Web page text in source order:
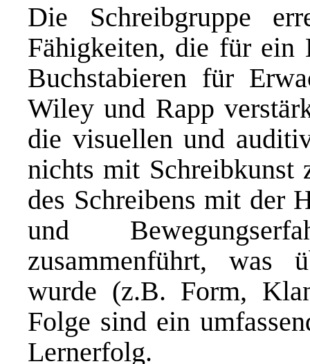
Die Schreibgruppe
Fähigkeiten, die für ein
Buchstabieren für
Wiley und Rapp
die visuellen und
nichts mit Schreibkunst
des Schreibens mit der
und
zusammenführt, was
wurde (z.B. Form,
Folge sind ein
Lernerfolg.